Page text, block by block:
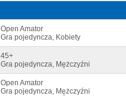
Open Amator
Gra pojedyncza, Kobiety
45+
Gra pojedyncza, Mężczyźni
Open Amator
Gra pojedyncza, Mężczyźni